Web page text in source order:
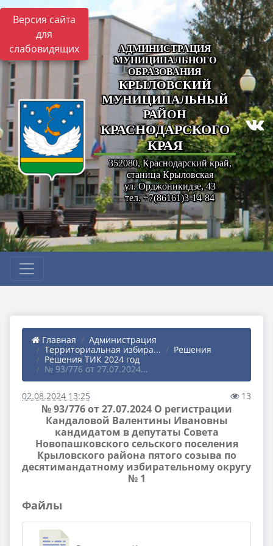
Версия сайта
для
слабовидящих
АДМИНИСТРАЦИЯ
МУНИЦИПАЛЬНОГО
ОБРАЗОВАНИЯ
КРЫЛОВСКИЙ
МУНИЦИПАЛЬНЫЙ
РАЙОН
КРАСНОДАРСКОГО
КРАЯ
352080, Краснодарский край,
станица Крыловская
ул. Орджоникидзе, 43
тел. +7(86161)3-14-84
Главная
Администрация
Территориальная избира...
Решения
Решения ТИК 2024 год
№ 93/776 от 27.07.2024...
02.08.2024 13:25 13
№ 93/776 от 27.07.2024 О регистрации
Кандаловой Валентины Ивановны
кандидатом в депутаты Совета
Новопашковского сельского поселения
Крыловского района пятого созыва по
десятимандатному избирательному округу
№ 1
Файлы